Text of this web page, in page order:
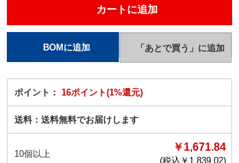
ポイント： 16ポイント(1%還元)
送料： 送料無料でお届けします
10個以上
￥1,671.84
(税込￥ 1,839.02)